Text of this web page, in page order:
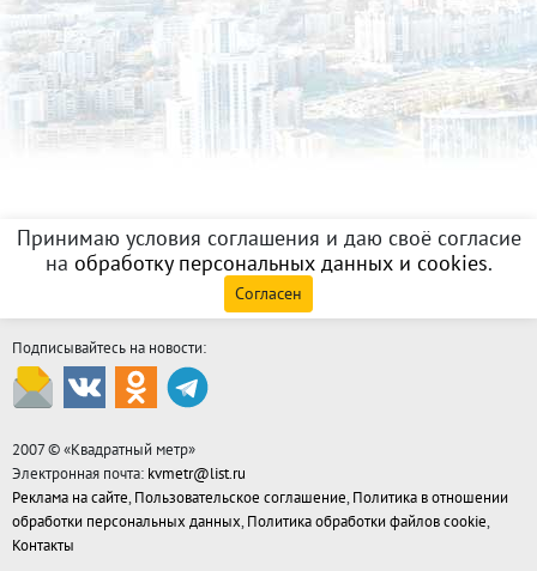
Принимаю условия соглашения и даю своё согласие
на обработку персональных данных и cookies.
Согласен
Подписывайтесь на новости:
2007 © «Квадратный метр»
Электронная почта: kvmetr@list.ru
Реклама на сайте, Пользовательское соглашение, Политика в отношении
обработки персональных данных, Политика обработки файлов cookie,
Контакты